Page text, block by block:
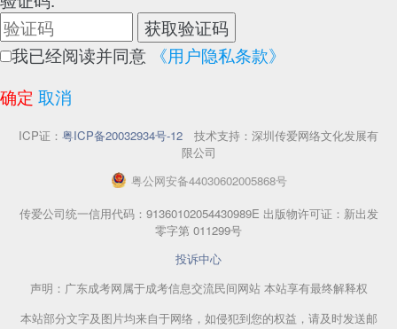
获取验证码
我已经阅读并同意
《用户隐私条款》
确定 取消
ICP证： 粤ICP备20032934号-12 技术支持：深圳传爱网络文化发展有
限公司
粤公网安备44030602005868号
传爱公司统一信用代码：91360102054430989E 出版物许可证：新出发
零字第 011299号
投诉中心
声明：广东成考网属于成考信息交流民间网站 本站享有最终解释权
本站部分文字及图片均来自于网络，如侵犯到您的权益，请及时发送邮